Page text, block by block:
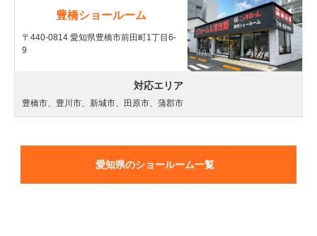
豊橋ショールーム
〒440-0814 愛知県豊橋市前田町1丁目6-
9
対応エリア
豊橋市、豊川市、新城市、田原市、蒲郡市
愛知県のショールーム一覧